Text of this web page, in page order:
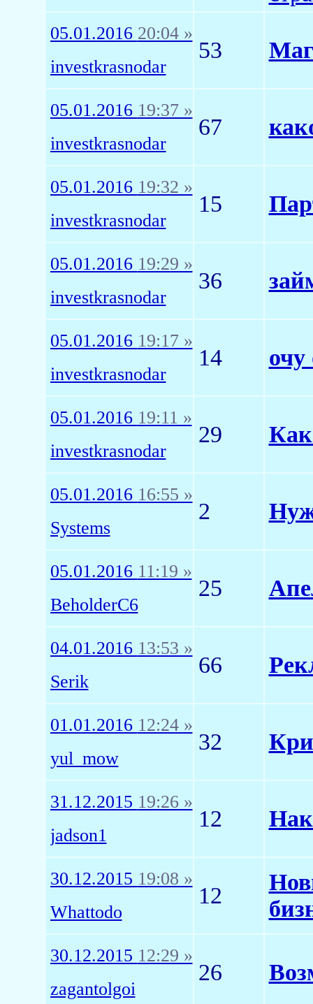
05.01.2016 20:04 »
investkrasnodar
53
05.01.2016 19:37 »
investkrasnodar
67
05.01.2016 19:32 »
investkrasnodar
15
05.01.2016 19:29 »
investkrasnodar
36
05.01.2016 19:17 »
investkrasnodar
14 очу
05.01.2016 19:11 »
investkrasnodar
29 Как
05.01.2016 16:55 »
Systems
2
05.01.2016 11:19 »
BeholderC6
25
04.01.2016 13:53 »
Serik
66
01.01.2016 12:24 »
yul_mow
32
31.12.2015 19:26 »
jadson1
12
30.12.2015 19:08 »
Whattodo
12
30.12.2015 12:29 »
zagantolgoi
26